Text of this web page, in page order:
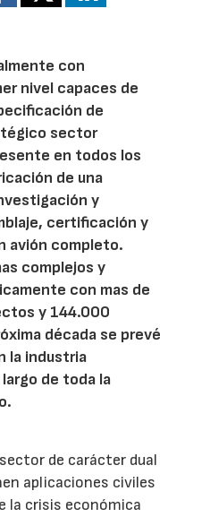
con
nivel capaces de
de
sector
en todos los
de una
y
certificación y
avión completo.
complejos y
con mas de
y 144.000
década se prevé
la industria
de toda la
de carácter dual
aplicaciones civiles
la crisis económica